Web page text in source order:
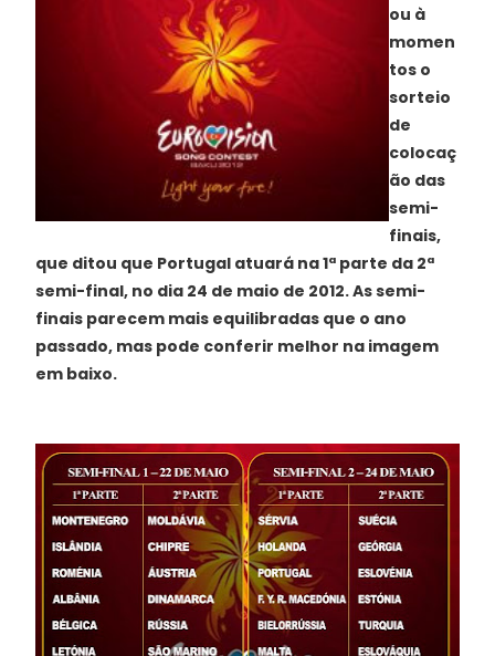
ou à
momen
tos o
sorteio
de
colocaç
ão das
semi-
finais,
que ditou que Portugal atuará na 1ª parte da 2ª
semi-final, no dia 24 de maio de 2012. As semi-
finais parecem mais equilibradas que o ano
passado, mas pode conferir melhor na imagem
em baixo.